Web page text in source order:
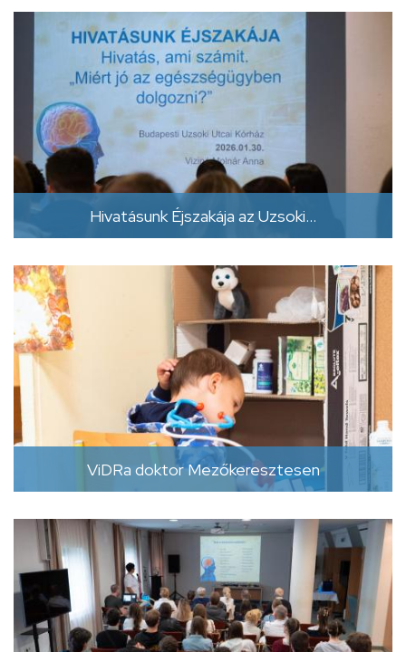
Hivatásunk Éjszakája az Uzsoki…
ViDRa doktor Mezőkeresztesen